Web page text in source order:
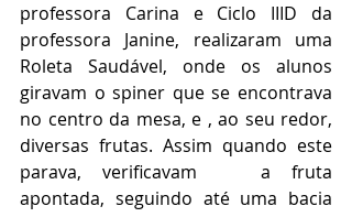
professora Carina e Ciclo IIID da
professora Janine, realizaram uma
Roleta Saudável, onde os alunos
giravam o spiner que se encontrava
no centro da mesa, e , ao seu redor,
diversas frutas. Assim quando este
parava, verificavam   a fruta
apontada, seguindo até uma bacia